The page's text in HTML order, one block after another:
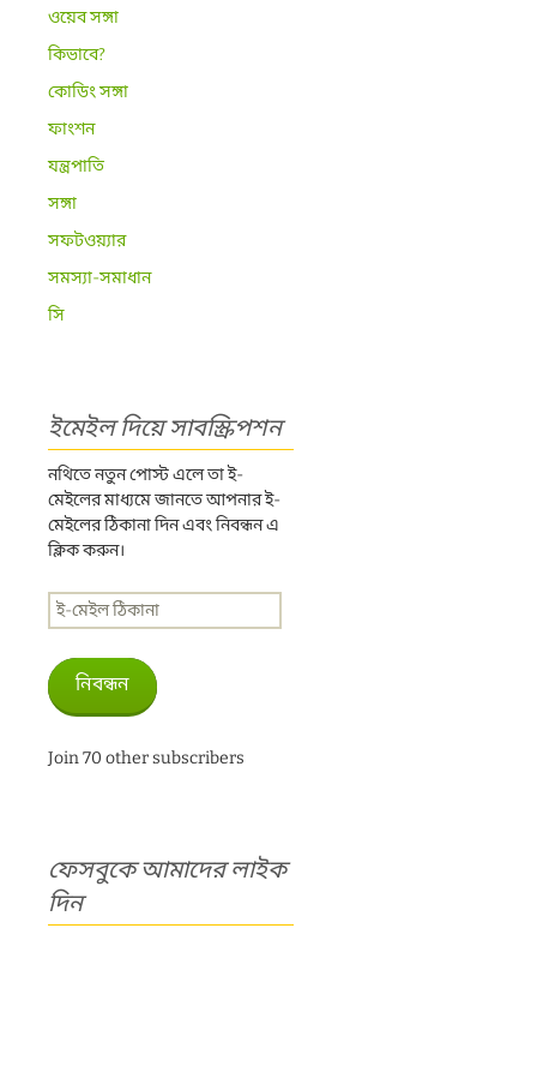
ওয়েব সঙ্গা
কিভাবে?
কোডিং সঙ্গা
ফাংশন
যন্ত্রপাতি
সঙ্গা
সফটওয়্যার
সমস্যা-সমাধান
সি
ইমেইল দিয়ে সাবস্ক্রিপশন
নথিতে নতুন পোস্ট এলে তা ই-
মেইলের মাধ্যমে জানতে আপনার ই-
মেইলের ঠিকানা দিন এবং নিবন্ধন এ
ক্লিক করুন।
ই-
মেইল
ঠিকানা
নিবন্ধন
Join 70 other subscribers
ফেসবুকে আমাদের লাইক
দিন